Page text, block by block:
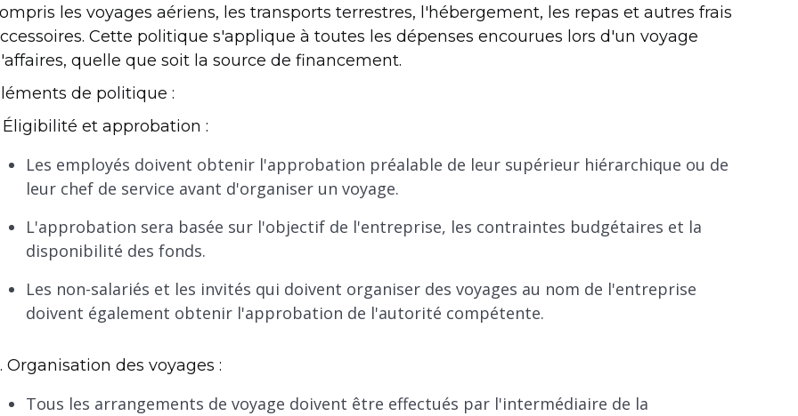
les voyages aériens, les transports terrestres, l'hébergement, les repas et autres frais
Cette politique s'applique à toutes les dépenses encourues lors d'un voyage
quelle que soit la source de financement.
de politique :
Éligibilité et approbation :
Les employés doivent obtenir l'approbation préalable de leur supérieur hiérarchique ou de
leur chef de service avant d'organiser un voyage.
L'approbation sera basée sur l'objectif de l'entreprise, les contraintes budgétaires et la
disponibilité des fonds.
Les non-salariés et les invités qui doivent organiser des voyages au nom de l'entreprise
doivent également obtenir l'approbation de l'autorité compétente.
Organisation des voyages :
Tous les arrangements de voyage doivent être effectués par l'intermédiaire de la